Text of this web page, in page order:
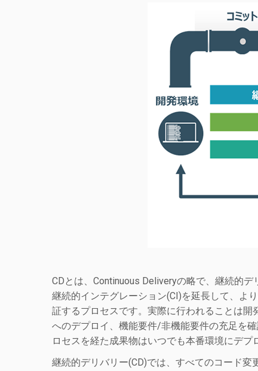
CDとは、Continuous Deliveryの略で、継続的デ
継続的インテグレーション(CI)を延長して、よ
証するプロセスです。実際に行われることは
へのデプロイ、機能要件/非機能要件の充足を
ロセスを経た成果物はいつでも本番環境にデプ
継続的デリバリー(CD)では、すべてのコード